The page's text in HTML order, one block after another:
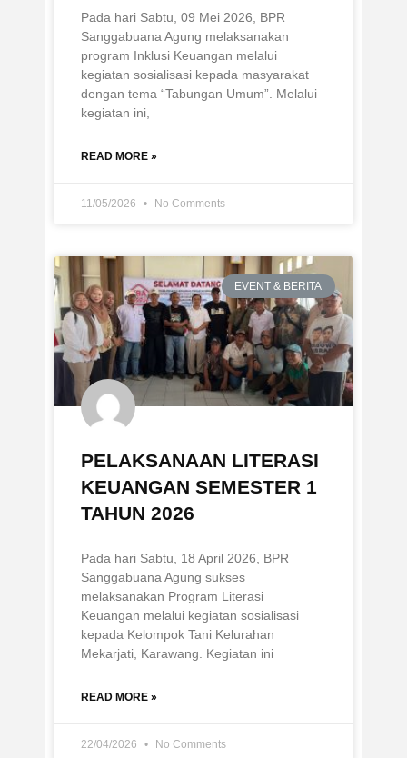
Pada hari Sabtu, 09 Mei 2026, BPR
Sanggabuana Agung melaksanakan
program Inklusi Keuangan melalui
kegiatan sosialisasi kepada masyarakat
dengan tema “Tabungan Umum”. Melalui
kegiatan ini,
READ MORE »
11/05/2026 No Comments
EVENT & BERITA
PELAKSANAAN LITERASI
KEUANGAN SEMESTER 1
TAHUN 2026
Pada hari Sabtu, 18 April 2026, BPR
Sanggabuana Agung sukses
melaksanakan Program Literasi
Keuangan melalui kegiatan sosialisasi
kepada Kelompok Tani Kelurahan
Mekarjati, Karawang. Kegiatan ini
READ MORE »
22/04/2026 No Comments